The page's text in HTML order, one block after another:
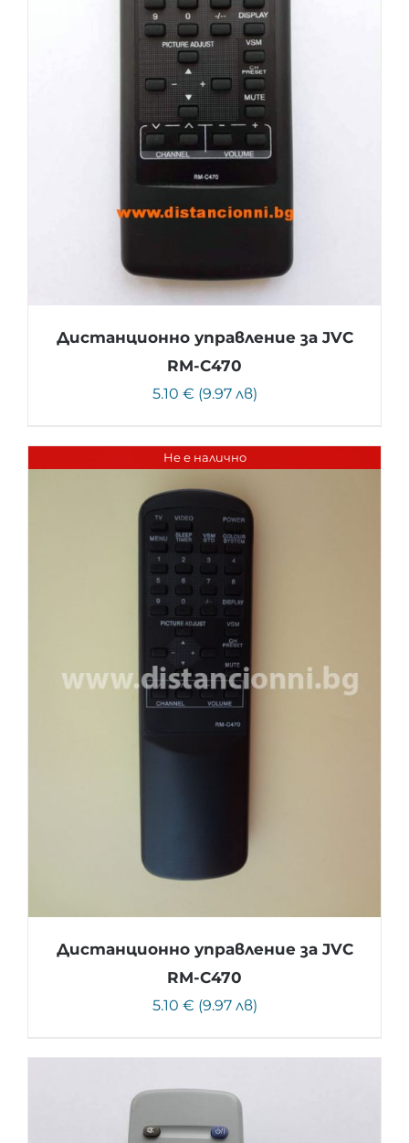
Дистанционно управление за JVC
RM-C470
5.10 € (9.97 лв)
Не е налично
Дистанционно управление за JVC
RM-C470
5.10 € (9.97 лв)